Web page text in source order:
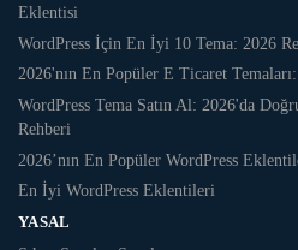
Eklentisi
WordPress İçin En İyi 10 Tema: 2026
2026'nın En Popüler E Ticaret
WordPress Tema Satın Al: 2026'da
Rehberi
2026’nın En Popüler WordPress
En İyi WordPress Eklentileri
YASAL